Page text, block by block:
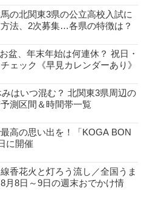
の北関東3県の公立高校入試に
法、2次募集…各県の特徴は？
盆、年末年始は何連休？ 祝日・
ェック《早見カレンダーあり》
はいつ混む？ 北関東3県周辺の
測区間＆時間帯一覧
高の思い出を！「KOGA BON
に開催
香花火と灯ろう流し／全国うま
月8日～9日の週末おでかけ情